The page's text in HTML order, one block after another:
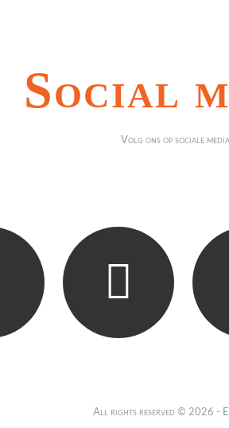
Social
Volg ons op sociale media
All rights reserved © 2026 -